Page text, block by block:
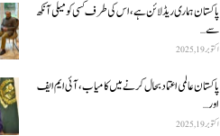
پاکستان ہماری ریڈ لائن ہے، اس کی طرف کسی کو میلی آنکھ
سے…
اکتوبر 19, 2025
پاکستان عالمی اعتماد بحال کرنے میں کامیاب، آئی ایم ایف
اور…
اکتوبر 19, 2025